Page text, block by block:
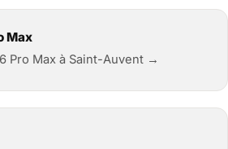
Max
Pro Max à Saint-Auvent →